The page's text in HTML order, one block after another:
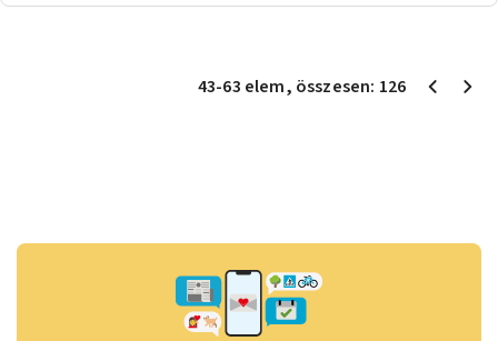
43-63 elem, összesen: 126